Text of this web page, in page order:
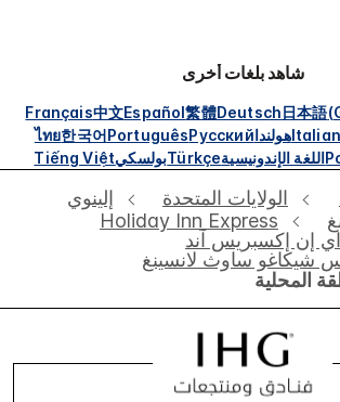
شاهد بلغات أخرى
日本語
Deutsch
繁體
Español
中文
Français
هولنداРусский
Português
한국어
ไทย
اللغة الإندونيسيةTürkçeبولسكيTiếng Việt
الولايات المتحدة
إلينوي
Holiday Inn Express
إن إكسبريس آند
شيكاغو ساوث لانسينغ
المحلية